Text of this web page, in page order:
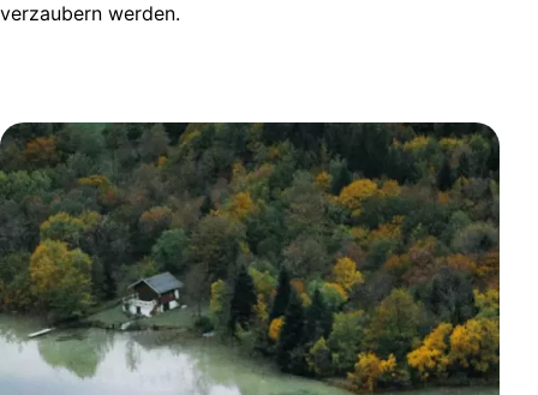
verzaubern werden.